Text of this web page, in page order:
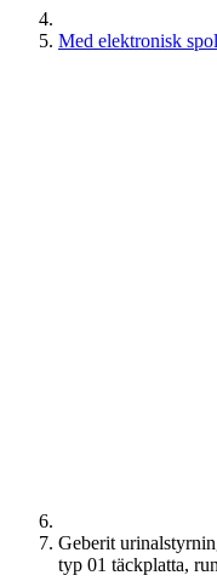
Med elektronisk
Geberit
typ 01 täckplatta,